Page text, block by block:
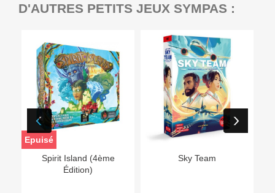
D'AUTRES PETITS JEUX SYMPAS :
Spirit Island (4ème
Édition)
Epuisé
Sky Team